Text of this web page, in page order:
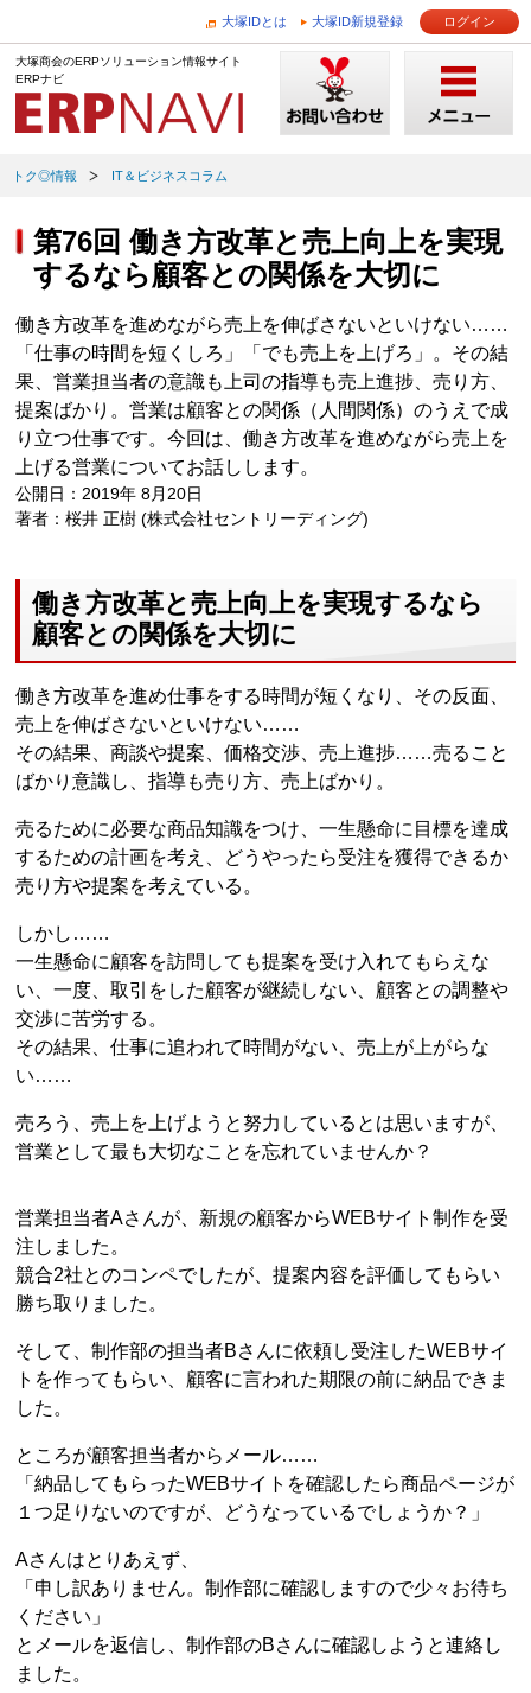
大塚IDとは 大塚ID新規登録 ログイン
大塚商会のERPソリューション情報サイト
ERPナビ
トク◎情報 IT＆ビジネスコラム
第76回 働き方改革と売上向上を実現
するなら顧客との関係を大切に
働き方改革を進めながら売上を伸ばさないといけない……
「仕事の時間を短くしろ」「でも売上を上げろ」。その結
果、営業担当者の意識も上司の指導も売上進捗、売り方、
提案ばかり。営業は顧客との関係（人間関係）のうえで成
り立つ仕事です。今回は、働き方改革を進めながら売上を
上げる営業についてお話しします。
公開日：2019年 8月20日
著者：桜井 正樹 (株式会社セントリーディング)
働き方改革と売上向上を実現するなら
顧客との関係を大切に
働き方改革を進め仕事をする時間が短くなり、その反面、
売上を伸ばさないといけない……
その結果、商談や提案、価格交渉、売上進捗……売ること
ばかり意識し、指導も売り方、売上ばかり。
売るために必要な商品知識をつけ、一生懸命に目標を達成
するための計画を考え、どうやったら受注を獲得できるか
売り方や提案を考えている。
しかし……
一生懸命に顧客を訪問しても提案を受け入れてもらえな
い、一度、取引をした顧客が継続しない、顧客との調整や
交渉に苦労する。
その結果、仕事に追われて時間がない、売上が上がらな
い……
売ろう、売上を上げようと努力しているとは思いますが、
営業として最も大切なことを忘れていませんか？
営業担当者Aさんが、新規の顧客からWEBサイト制作を受
注しました。
競合2社とのコンペでしたが、提案内容を評価してもらい
勝ち取りました。
そして、制作部の担当者Bさんに依頼し受注したWEBサイ
トを作ってもらい、顧客に言われた期限の前に納品できま
した。
ところが顧客担当者からメール……
「納品してもらったWEBサイトを確認したら商品ページが
１つ足りないのですが、どうなっているでしょうか？」
Aさんはとりあえず、
「申し訳ありません。制作部に確認しますので少々お待ち
ください」
とメールを返信し、制作部のBさんに確認しようと連絡し
ました。